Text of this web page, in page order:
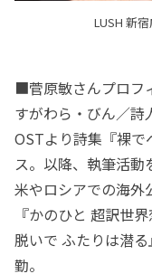
LUSH 新
■菅原敏さんプロフ
すがわら・びん／詩
OSTより詩集『裸
ス。以降、執筆活
米やロシアでの海外
『かのひと 超訳世
脱いで ふたりは潜
勤。